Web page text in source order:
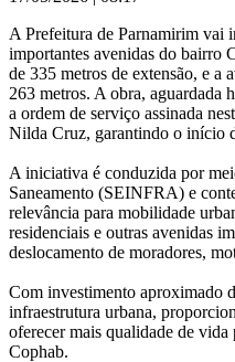
A Prefeitura de Parnamirim vai
importantes avenidas do bairro
de 335 metros de extensão, e a
263 metros. A obra, aguardada
a ordem de serviço assinada
Nilda Cruz, garantindo o início
A iniciativa é conduzida por
Saneamento (SEINFRA) e
relevância para mobilidade
residenciais e outras avenidas
deslocamento de moradores,
Com investimento aproximado
infraestrutura urbana,
oferecer mais qualidade de
Cophab.